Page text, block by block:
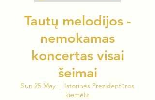
Tautų melodijos -
nemokamas
koncertas visai
šeimai
Sun 25 May
Istorinės Prezidentūros
kiemelis